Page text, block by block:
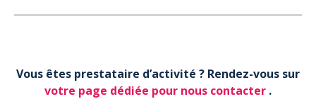
Votre email*
Vous êtes prestataire d’activité ? Rendez-vous sur
votre page dédiée pour nous contacter .